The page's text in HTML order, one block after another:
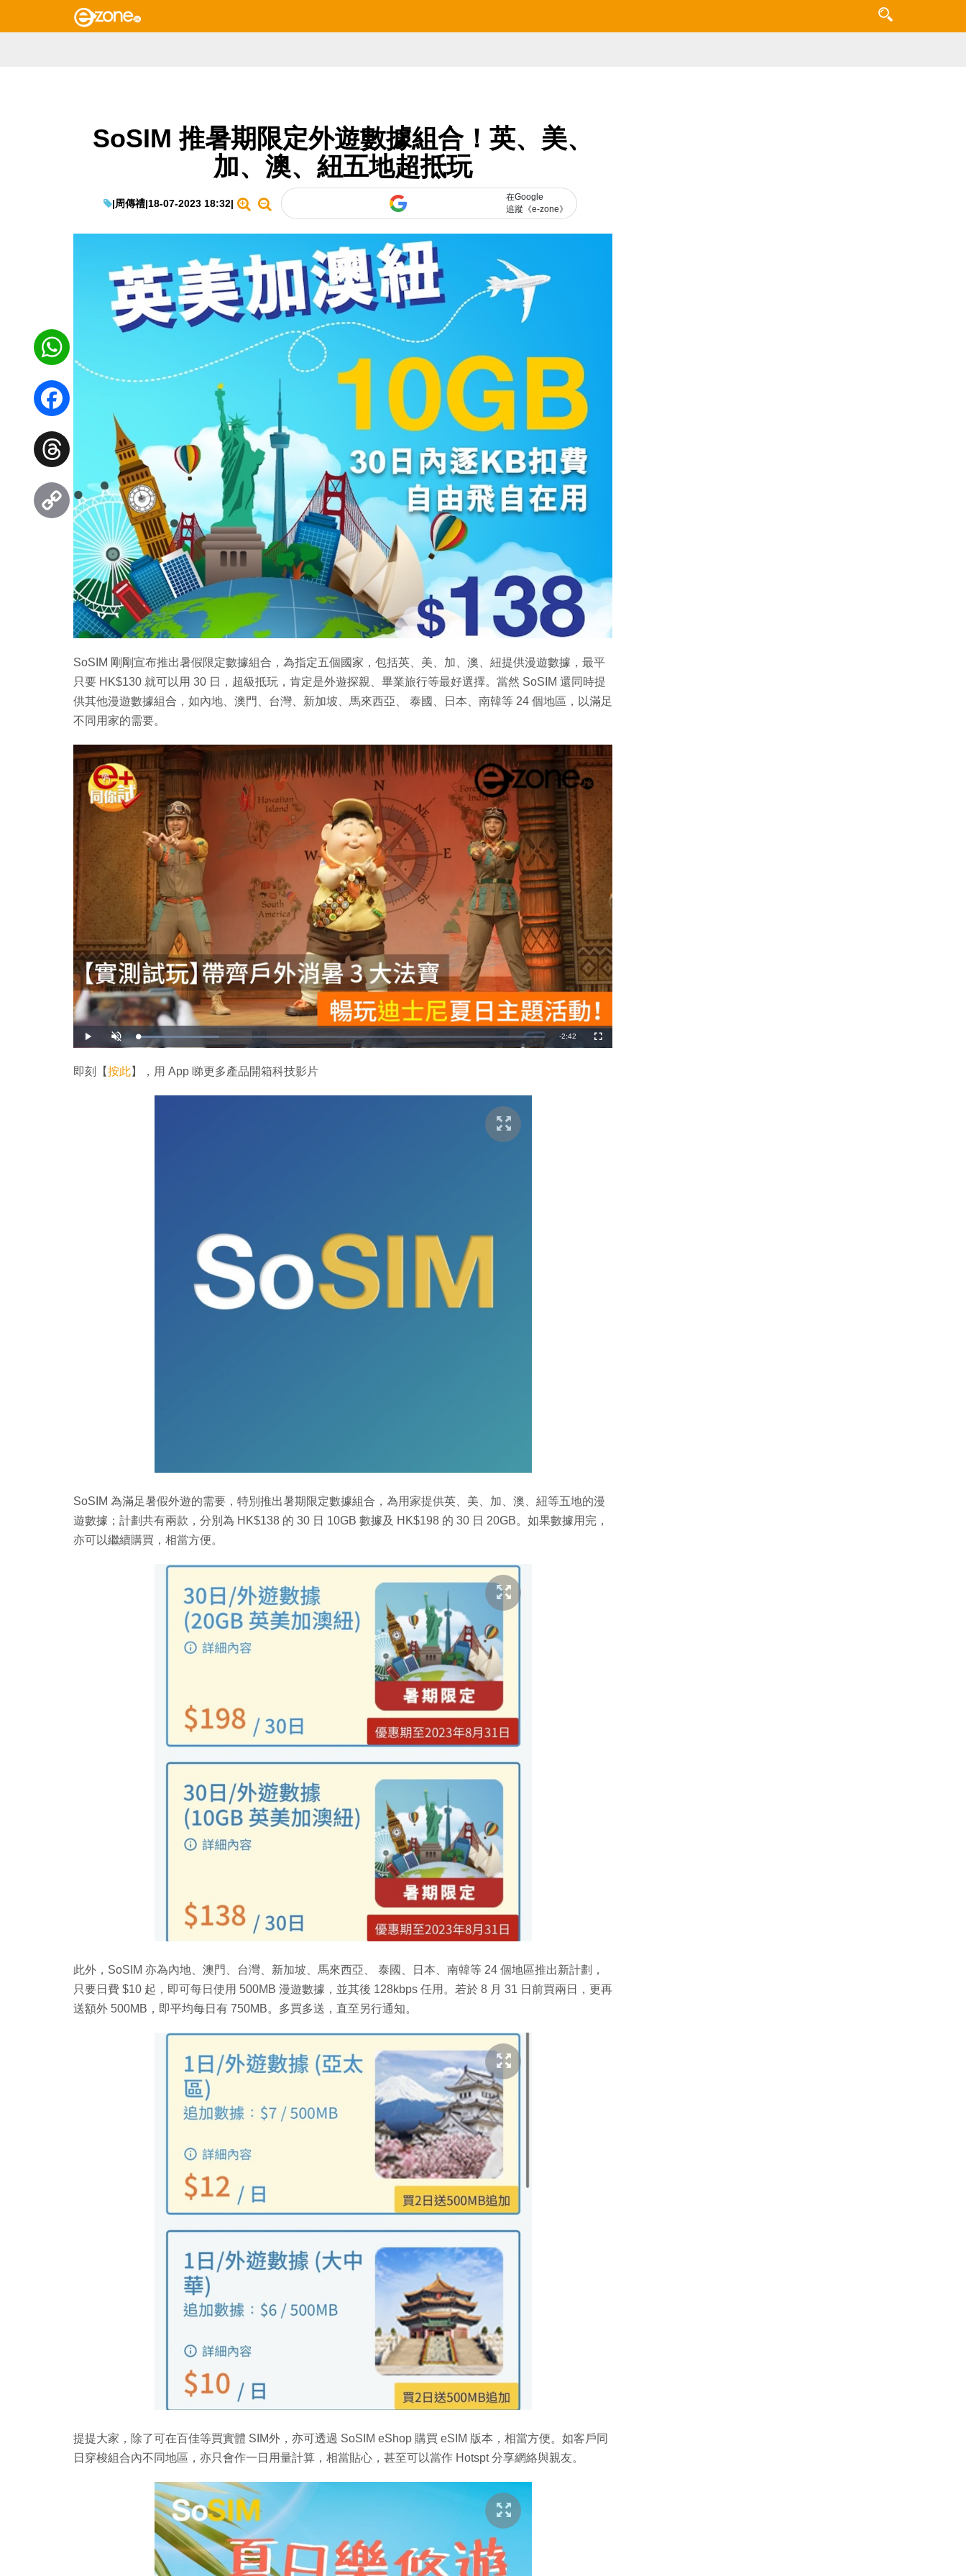
SoSIM 推暑期限定外遊數據組合！英、美、
加、澳、紐五地超抵玩
|周傳禮|18-07-2023 18:32|
在Google
追蹤《e-zone》
SoSIM 剛剛宣布推出暑假限定數據組合，為指定五個國家，包括英、美、加、澳、紐提供漫遊數據，最平
只要 HK$130 就可以用 30 日，超級抵玩，肯定是外遊探親、畢業旅行等最好選擇。當然 SoSIM 還同時提
供其他漫遊數據組合，如內地、澳門、台灣、新加坡、馬來西亞、 泰國、日本、南韓等 24 個地區，以滿足
不同用家的需要。
播
放
開
啟
載
入
:
2
0
剩
-2:42
全
螢
即刻【按此】，用 App 睇更多產品開箱科技影片
SoSIM 為滿足暑假外遊的需要，特別推出暑期限定數據組合，為用家提供英、美、加、澳、紐等五地的漫
遊數據；計劃共有兩款，分別為 HK$138 的 30 日 10GB 數據及 HK$198 的 30 日 20GB。如果數據用完，
亦可以繼續購買，相當方便。
此外，SoSIM 亦為內地、澳門、台灣、新加坡、馬來西亞、 泰國、日本、南韓等 24 個地區推出新計劃，
只要日費 $10 起，即可每日使用 500MB 漫遊數據，並其後 128kbps 任用。若於 8 月 31 日前買兩日，更再
送額外 500MB，即平均每日有 750MB。多買多送，直至另行通知。
提提大家，除了可在百佳等買實體 SIM外，亦可透過 SoSIM eShop 購買 eSIM 版本，相當方便。如客戶同
日穿梭組合內不同地區，亦只會作一日用量計算，相當貼心，甚至可以當作 Hotspt 分享網絡與親友。
WhatsApp
Facebook
Threads
Copy
Link